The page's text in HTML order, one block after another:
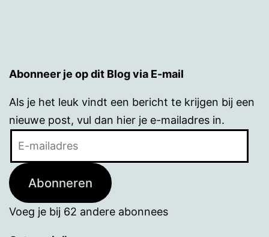
Abonneer je op dit Blog via E-mail
Als je het leuk vindt een bericht te krijgen bij een
nieuwe post, vul dan hier je e-mailadres in.
Abonneren
Voeg je bij 62 andere abonnees